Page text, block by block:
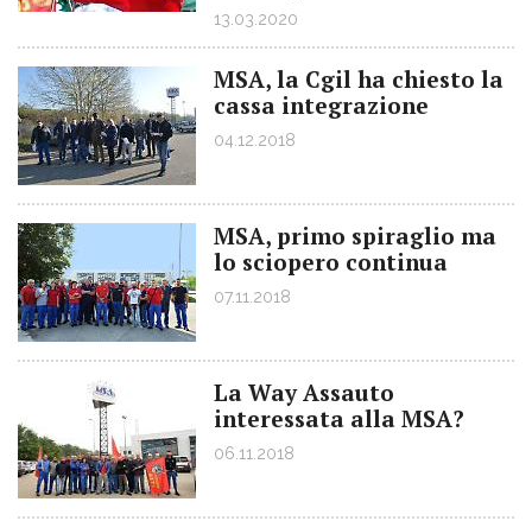
13.03.2020
MSA, la Cgil ha chiesto la
cassa integrazione
04.12.2018
MSA, primo spiraglio ma
lo sciopero continua
07.11.2018
La Way Assauto
interessata alla MSA?
06.11.2018